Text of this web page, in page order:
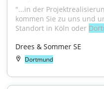
"...in der
kommen Sie zu uns und
Standort in Köln oder
Drees & Sommer SE
Dortmund